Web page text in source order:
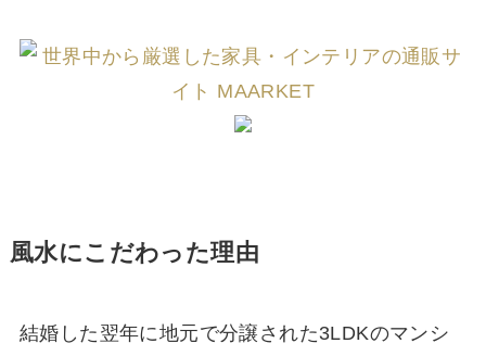
風水にこだわった理由
結婚した翌年に地元で分譲された3LDKのマンシ